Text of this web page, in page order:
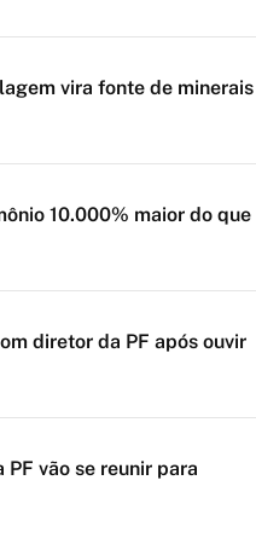
vira fonte de minerais
10.000% maior do que
diretor da PF após ouvir
vão se reunir para